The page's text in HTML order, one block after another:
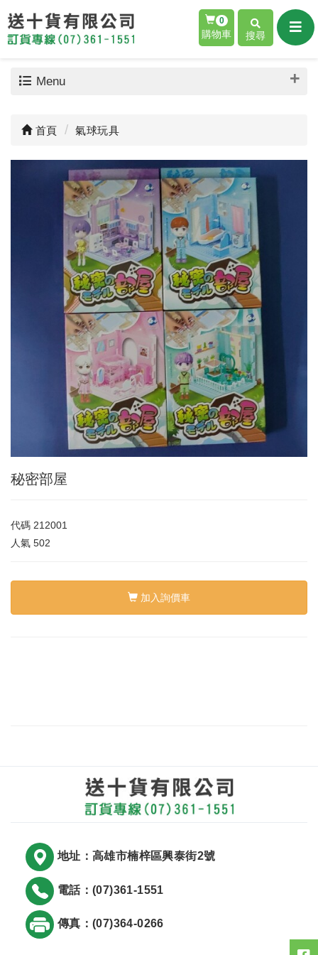
0
購物車 搜尋
Menu
首頁 氣球玩具
秘密部屋
代碼 212001
人氣 502
加入詢價車
地址：高雄市楠梓區興泰街2號
電話：(07)361-1551
傳真：(07)364-0266